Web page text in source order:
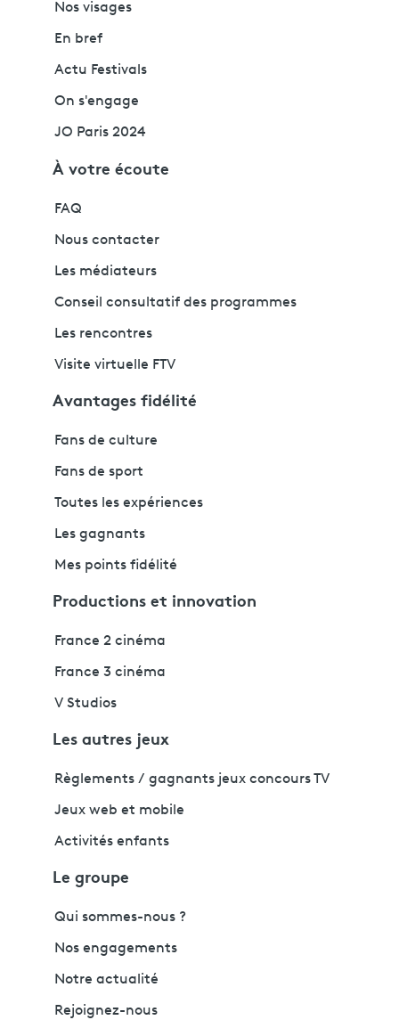
Nos visages
En bref
Actu Festivals
On s'engage
JO Paris 2024
À votre écoute
FAQ
Nous contacter
Les médiateurs
Conseil consultatif des programmes
Les rencontres
Visite virtuelle FTV
Avantages fidélité
Fans de culture
Fans de sport
Toutes les expériences
Les gagnants
Mes points fidélité
Productions et innovation
France 2 cinéma
France 3 cinéma
V Studios
Les autres jeux
Règlements / gagnants jeux concours TV
Jeux web et mobile
Activités enfants
Le groupe
Qui sommes-nous ?
Nos engagements
Notre actualité
Rejoignez-nous